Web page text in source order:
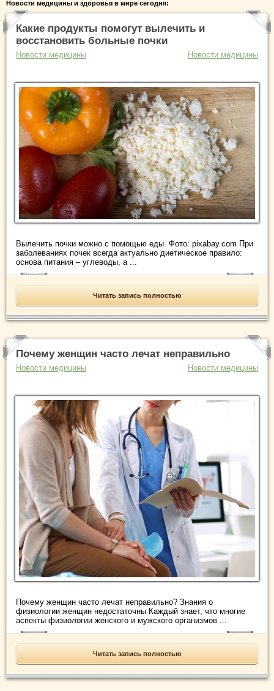
Новости медицины и здоровья в мире сегодня:
Какие продукты помогут вылечить и
восстановить больные почки
Новости медицины Новости медицины
Вылечить почки можно с помощью еды. Фото: pixabay.com При
заболеваниях почек всегда актуально диетическое правило:
основа питания – углеводы, а ...
Читать запись полностью
Почему женщин часто лечат неправильно
Новости медицины Новости медицины
Почему женщин часто лечат неправильно? Знания о
физиологии женщин недостаточны Каждый знает, что многие
аспекты физиологии женского и мужского организмов ...
Читать запись полностью